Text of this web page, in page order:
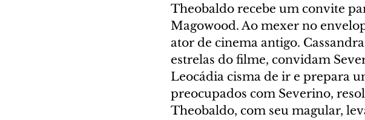
Theobaldo recebe um convite
Magowood. Ao mexer no
ator de cinema antigo.
estrelas do filme, convidam
Leocádia cisma de ir e prepara
preocupados com Severino,
Theobaldo, com seu magular,